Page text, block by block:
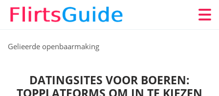
Gelieerde openbaarmaking
DATINGSITES VOOR BOEREN: